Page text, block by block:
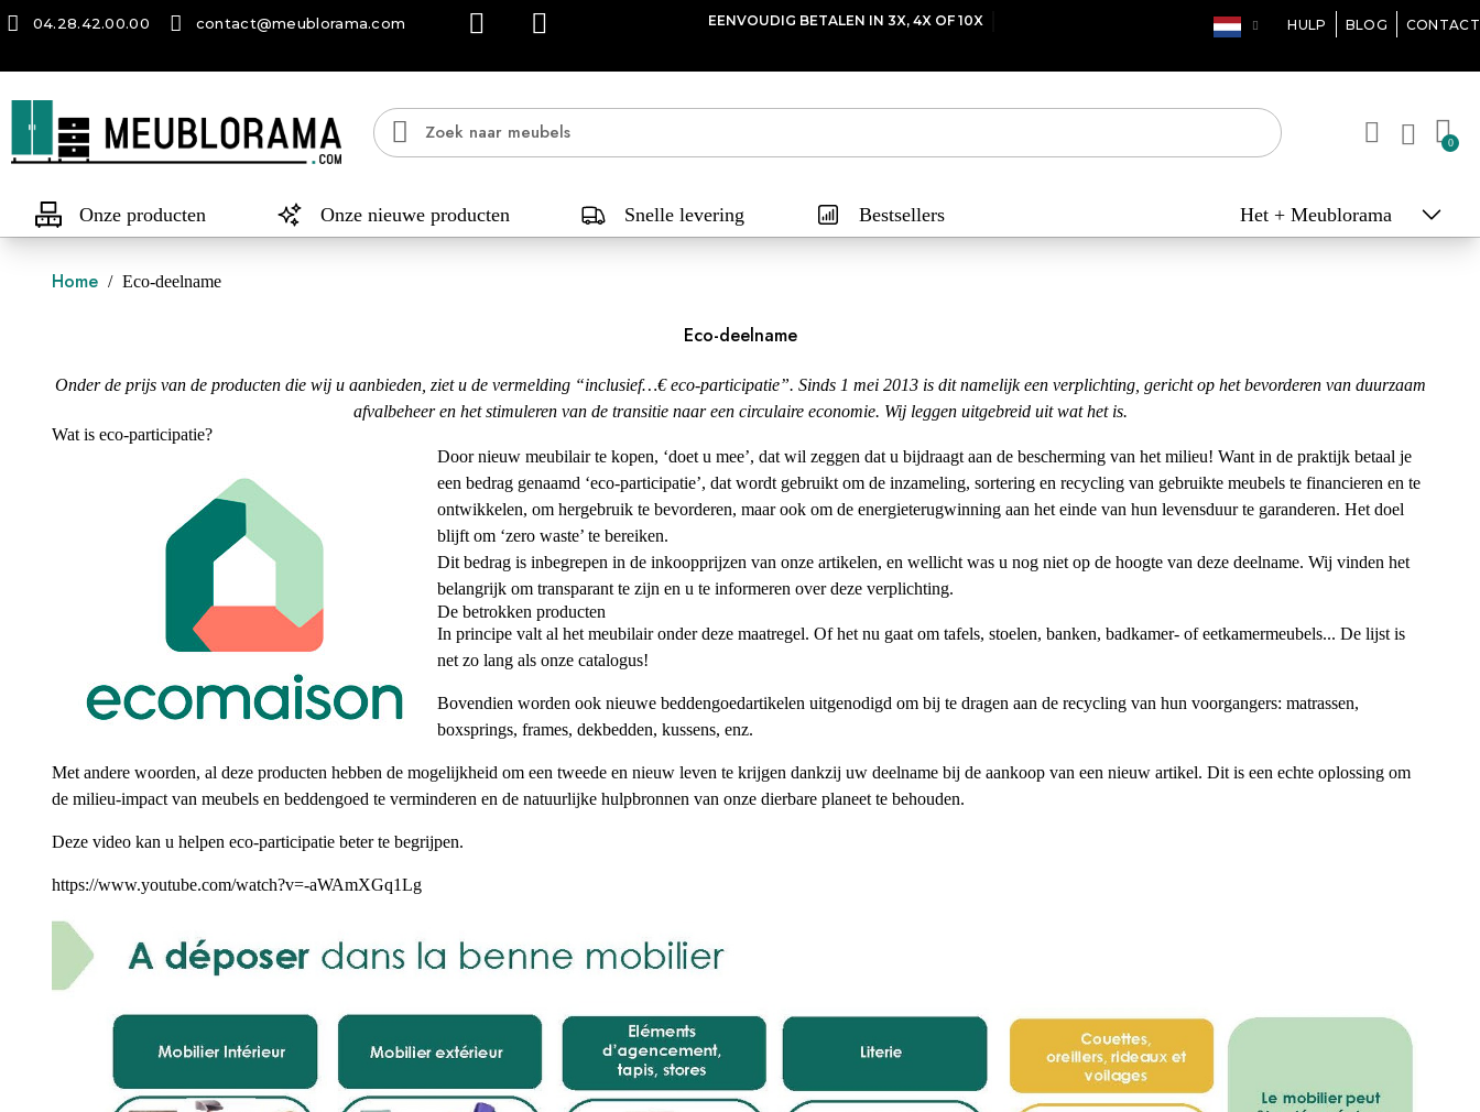
04.28.42.00.00 contact@meublorama.com EXPRESS LEVERING 10 DAGEN* HULP BLOG CONTACT
Onze producten Onze nieuwe producten Snelle levering Bestsellers Het + Meublorama
Home Eco-deelname
Eco-deelname
Onder de prijs van de producten die wij u aanbieden, ziet u de vermelding “inclusief…€ eco-participatie”. Sinds 1 mei 2013 is dit namelijk een verplichting, gericht op het bevorderen van duurzaam
afvalbeheer en het stimuleren van de transitie naar een circulaire economie. Wij leggen uitgebreid uit wat het is.
Wat is eco-participatie?
Door nieuw meubilair te kopen, ‘doet u mee’, dat wil zeggen dat u bijdraagt ​​aan de bescherming van het milieu! Want in de praktijk betaal je
een bedrag genaamd ‘eco-participatie’, dat wordt gebruikt om de inzameling, sortering en recycling van gebruikte meubels te financieren en te
ontwikkelen, om hergebruik te bevorderen, maar ook om de energieterugwinning aan het einde van hun levensduur te garanderen. Het doel
blijft om ‘zero waste’ te bereiken.
Dit bedrag is inbegrepen in de inkoopprijzen van onze artikelen, en wellicht was u nog niet op de hoogte van deze deelname. Wij vinden het
belangrijk om transparant te zijn en u te informeren over deze verplichting.
De betrokken producten
In principe valt al het meubilair onder deze maatregel. Of het nu gaat om tafels, stoelen, banken, badkamer- of eetkamermeubels... De lijst is
net zo lang als onze catalogus!
Bovendien worden ook nieuwe beddengoedartikelen uitgenodigd om bij te dragen aan de recycling van hun voorgangers: matrassen,
boxsprings, frames, dekbedden, kussens, enz.
Met andere woorden, al deze producten hebben de mogelijkheid om een ​​tweede en nieuw leven te krijgen dankzij uw deelname bij de aankoop van een nieuw artikel. Dit is een echte oplossing om
de milieu-impact van meubels en beddengoed te verminderen en de natuurlijke hulpbronnen van onze dierbare planeet te behouden.
Deze video kan u helpen eco-participatie beter te begrijpen.
https://www.youtube.com/watch?v=-aWAmXGq1Lg